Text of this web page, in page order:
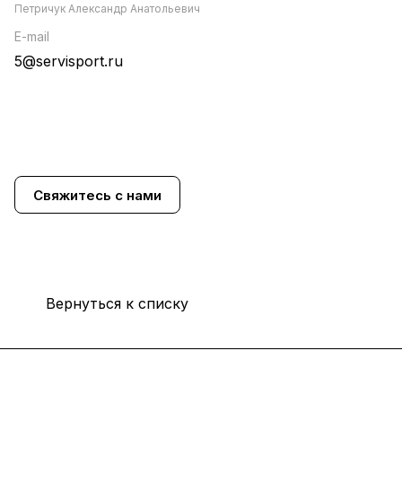
Петричук Александр Анатольевич
E-mail
5@servisport.ru
Свяжитесь с нами
Вернуться к списку